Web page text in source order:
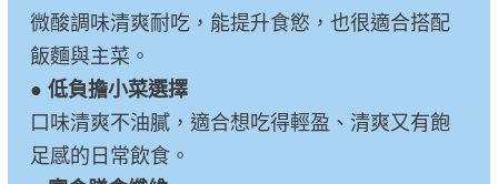
微酸調味清爽耐吃，能提升食慾，也很適合搭配
飯麵與主菜。
● 低負擔小菜選擇
口味清爽不油膩，適合想吃得輕盈、清爽又有飽
足感的日常飲食。